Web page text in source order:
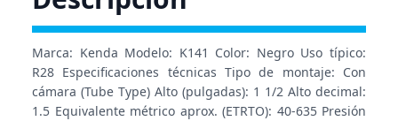
Marca: Kenda Modelo: K141 Color: Negro Uso típico:
R28 Especificaciones técnicas Tipo de montaje: Con
cámara (Tube Type) Alto (pulgadas): 1 1/2 Alto decimal:
1.5 Equivalente métrico aprox. (ETRTO): 40-635 Presión